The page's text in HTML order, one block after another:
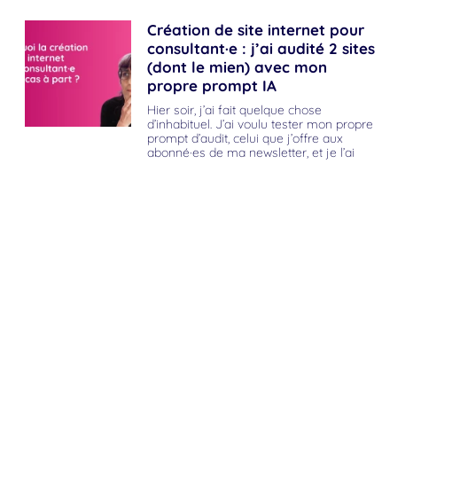
Création de site internet pour
consultant·e : j’ai audité 2 sites
(dont le mien) avec mon
propre prompt IA
Hier soir, j’ai fait quelque chose
d’inhabituel. J’ai voulu tester mon propre
prompt d’audit, celui que j’offre aux
abonné·es de ma newsletter, et je l’ai